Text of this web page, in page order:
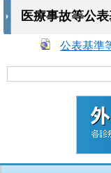
医療事故等公
公表基準